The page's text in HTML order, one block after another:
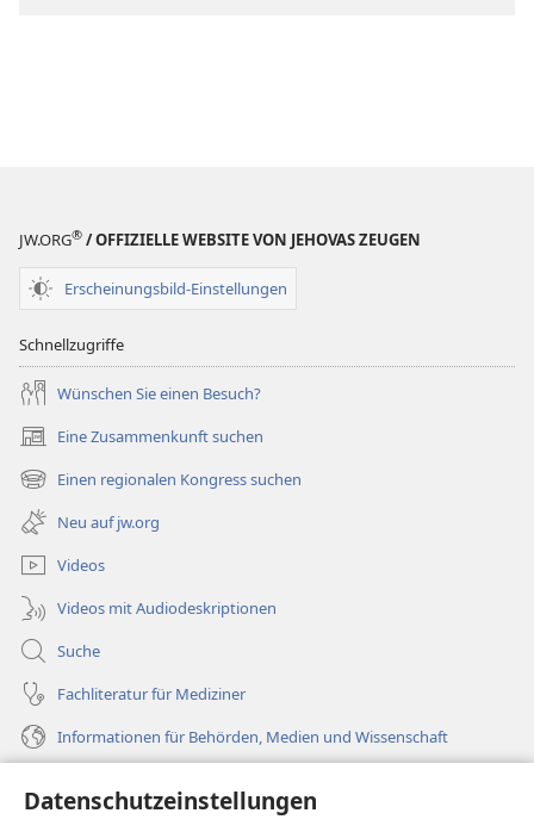
Datenschutzeinstellungen
JW.ORG® / OFFIZIELLE WEBSITE VON JEHOVAS ZEUGEN
Erscheinungsbild-Einstellungen
Schnellzugriffe
Wünschen Sie einen Besuch?
Eine Zusammenkunft suchen
(öffnet
neues
Fenster)
Einen regionalen Kongress suchen
(öffnet
neues
Fenster)
Neu auf jw.org
Videos
Videos mit Audiodeskriptionen
Suche
Fachliteratur für Mediziner
Informationen für Behörden, Medien und Wissenschaft